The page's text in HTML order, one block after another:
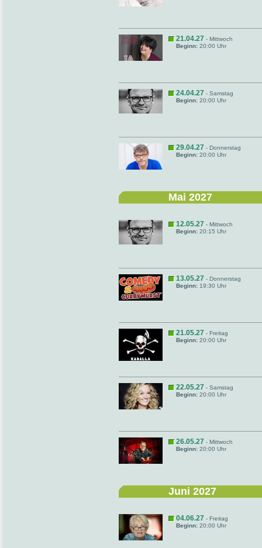
21.04.27 - Mittwoch
Beginn: 20:00 Uhr
24.04.27 - Samstag
Beginn: 20:00 Uhr
29.04.27 - Donnerstag
Beginn: 20:00 Uhr
Mai 2027
12.05.27 - Mittwoch
Beginn: 20:15 Uhr
13.05.27 - Donnerstag
Beginn: 19:30 Uhr
21.05.27 - Freitag
Beginn: 20:00 Uhr
22.05.27 - Samstag
Beginn: 20:00 Uhr
26.05.27 - Mittwoch
Beginn: 20:00 Uhr
Juni 2027
04.06.27 - Freitag
Beginn: 20:00 Uhr